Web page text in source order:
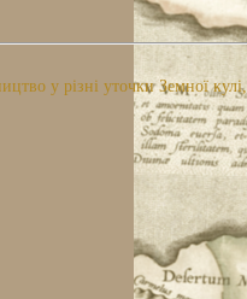
у різні уточки Земної кулі,